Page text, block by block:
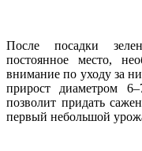
После посадки
постоянное место,
внимание по уходу за
прирост диаметром
позволит придать
первый небольшой